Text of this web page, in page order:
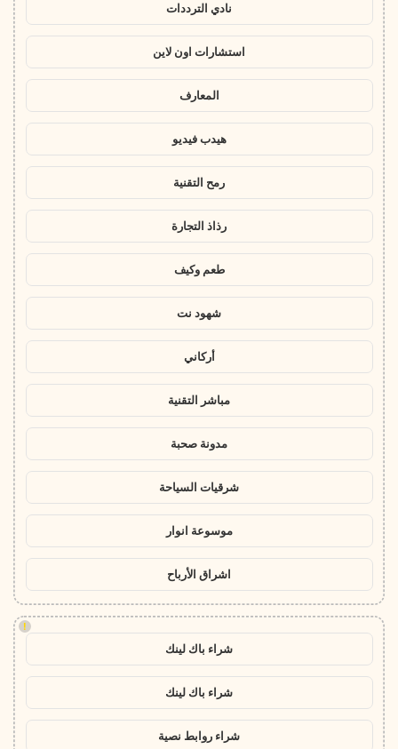
نادي الترددات
استشارات اون لاين
المعارف
هيدب فيديو
رمح التقنية
رذاذ التجارة
طعم وكيف
شهود نت
أركاني
مباشر التقنية
مدونة صحبة
شرقيات السياحة
موسوعة انوار
اشراق الأرباح
!
شراء باك لينك
شراء باك لينك
شراء روابط نصية